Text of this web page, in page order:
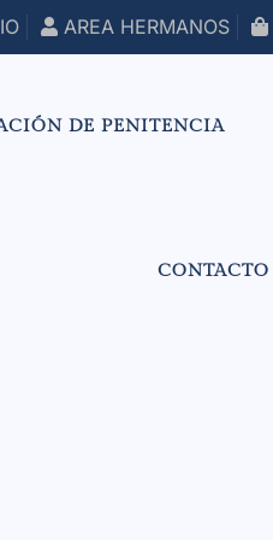
AREA HERMANOS
DE PENITENCIA
CONTACTO